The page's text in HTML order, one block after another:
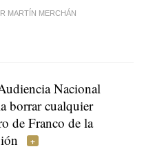
MARTÍN MERCHÁN
Nacional
borrar cualquier
de Franco de la